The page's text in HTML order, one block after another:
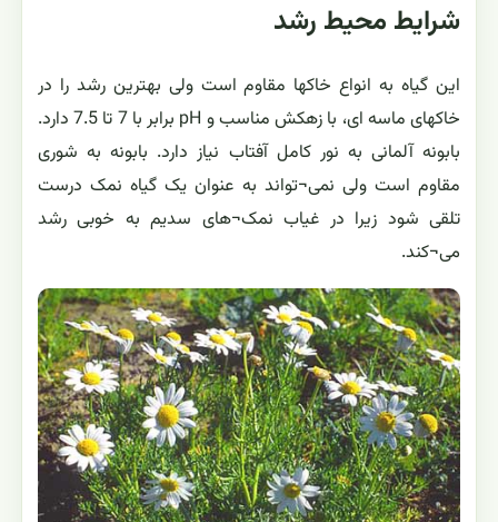
شرایط محیط رشد
این گیاه به انواع خاکها مقاوم است ولی بهترین رشد را در
خاکهای ماسه ای، با زهکش مناسب و pH برابر با 7 تا 7.5 دارد.
بابونه آلمانی به نور کامل آفتاب نیاز دارد. بابونه به شوری
مقاوم است ولی نمی¬تواند به عنوان یک گیاه نمک درست
تلقی شود زیرا در غیاب نمک¬های سدیم به خوبی رشد
می¬کند.